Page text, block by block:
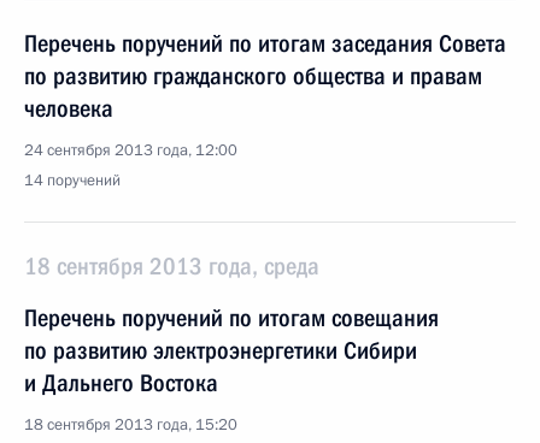
Перечень поручений по итогам заседания Совета
по развитию гражданского общества и правам
человека
24 сентября 2013 года, 12:00
14 поручений
18 сентября 2013 года, среда
Перечень поручений по итогам совещания
по развитию электроэнергетики Сибири
и Дальнего Востока
18 сентября 2013 года, 15:20